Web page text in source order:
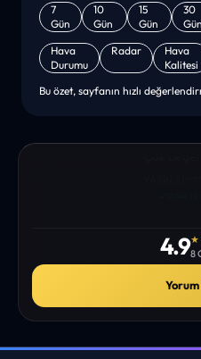
7
Gün
10
Gün
15
Gün
30
Gün
Hava
Durumu
Radar
Hava
Kalitesi
Bu özet, sayfanın hızlı
4.9